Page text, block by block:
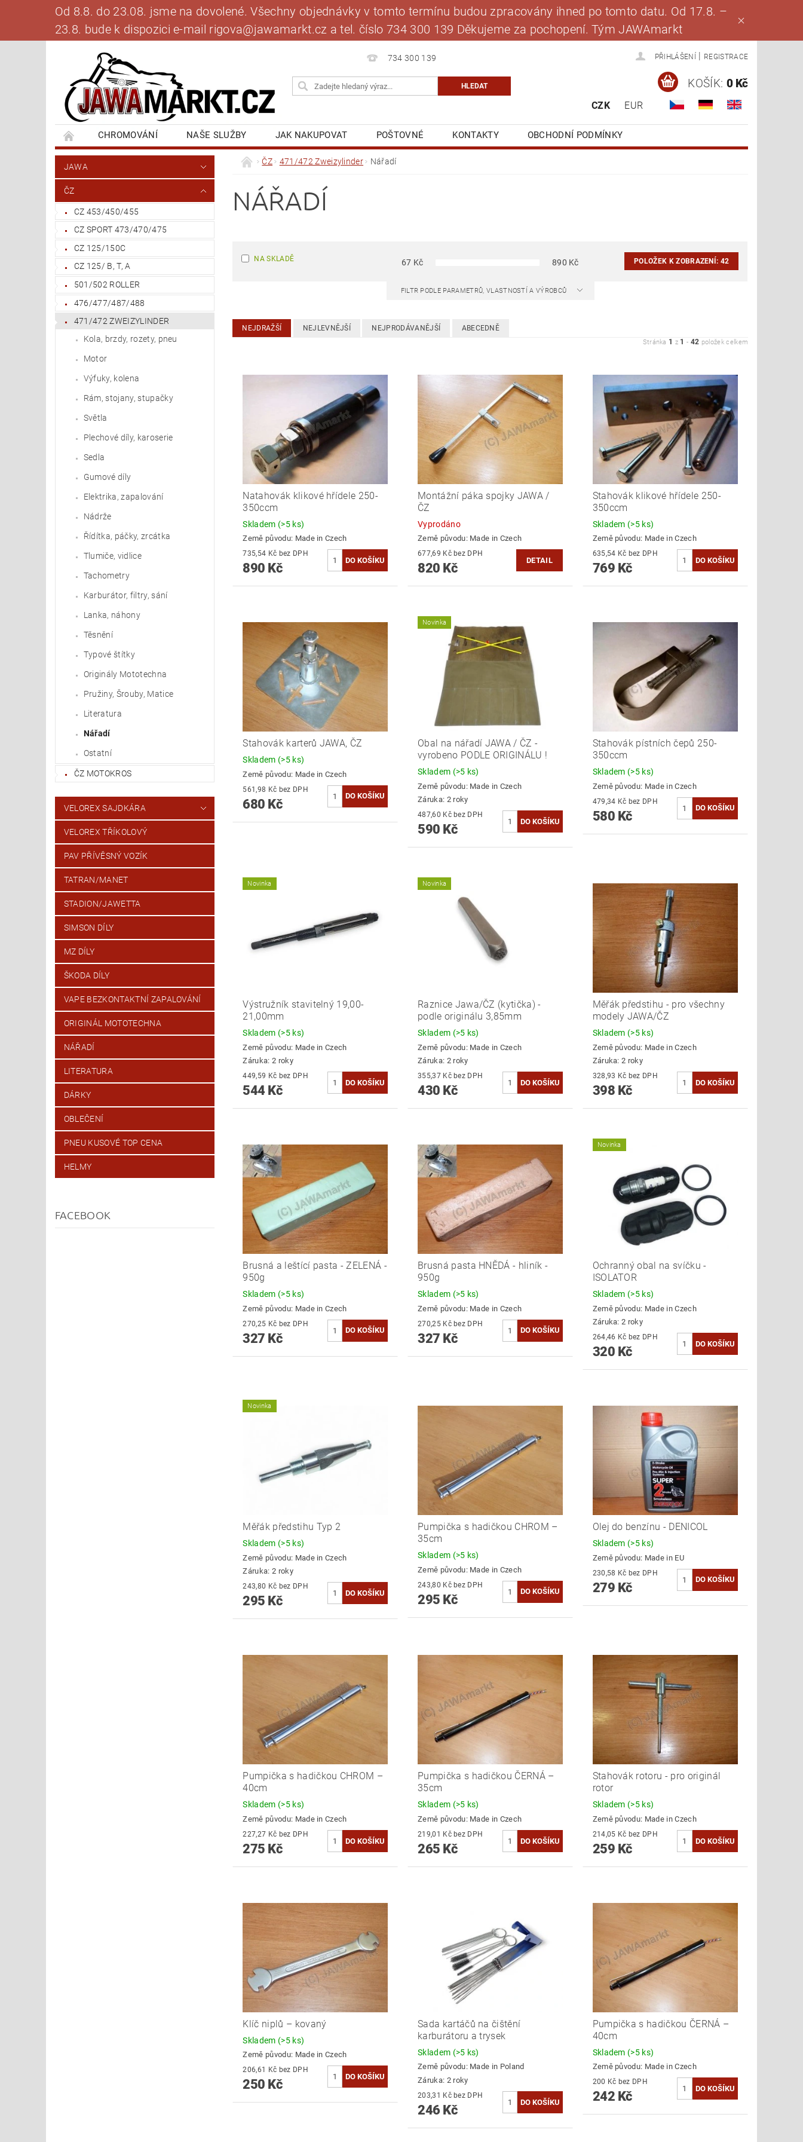
Od 8.8. do 23.08. jsme na dovolené. Všechny objednávky v tomto termínu budou zpracovány ihned po tomto datu. Od 17.8. –
23.8. bude k dispozici e-mail rigova@jawamarkt.cz a tel. číslo 734 300 139 Děkujeme za pochopení. Tým JAWAmarkt
734 300 139 PŘIHLÁŠENÍ REGISTRACE
CZK EUR
KOŠÍK: 0 Kč
CHROMOVÁNÍ NAŠE SLUŽBY JAK NAKUPOVAT POŠTOVNÉ KONTAKTY
OBCHODNÍ PODMÍNKY
BANKOVNÍ SPOJENÍ
NAPIŠTE NÁM BLOG MOJE OBJEDNÁVKA
JAWA
ČZ
CZ 453/450/455
CZ SPORT 473/470/475
CZ 125/150C
CZ 125/ B, T, A
501/502 ROLLER
476/477/487/488
471/472 ZWEIZYLINDER
Kola, brzdy, rozety, pneu
Motor
Výfuky, kolena
Rám, stojany, stupačky
Světla
Plechové díly, karoserie
Sedla
Gumové díly
Elektrika, zapalování
Nádrže
Řídítka, páčky, zrcátka
Tlumiče, vidlice
Tachometry
Karburátor, filtry, sání
Lanka, náhony
Těsnění
Typové štítky
Originály Mototechna
Pružiny, Šrouby, Matice
Literatura
Nářadí
Ostatní
ČZ MOTOKROS
VELOREX SAJDKÁRA
VELOREX TŘÍKOLOVÝ
PAV PŘÍVĚSNÝ VOZÍK
TATRAN/MANET
STADION/JAWETTA
SIMSON DÍLY
MZ DÍLY
ŠKODA DÍLY
VAPE BEZKONTAKTNÍ ZAPALOVÁNÍ
ORIGINÁL MOTOTECHNA
NÁŘADÍ
LITERATURA
DÁRKY
OBLEČENÍ
PNEU KUSOVÉ TOP CENA
HELMY
FACEBOOK
ČZ 471/472 Zweizylinder Nářadí
NÁŘADÍ
NA SKLADĚ 67 Kč 890 Kč POLOŽEK K ZOBRAZENÍ: 42
FILTR PODLE PARAMETRŮ, VLASTNOSTÍ A VÝROBCŮ
NEJDRAŽŠÍ NEJLEVNĚJŠÍ NEJPRODÁVANĚJŠÍ ABECEDNĚ
Stránka 1 z 1 - 42 položek celkem
Natahovák klikové hřídele 250-
350ccm
Skladem (>5 ks)
Země původu: Made in Czech
735,54 Kč bez DPH
890 Kč
Montážní páka spojky JAWA /
ČZ
Vyprodáno
Země původu: Made in Czech
677,69 Kč bez DPH
820 Kč
DETAIL
Stahovák klikové hřídele 250-
350ccm
Skladem (>5 ks)
Země původu: Made in Czech
635,54 Kč bez DPH
769 Kč
Stahovák karterů JAWA, ČZ
Skladem (>5 ks)
Země původu: Made in Czech
561,98 Kč bez DPH
680 Kč
Novinka
Obal na nářadí JAWA / ČZ -
vyrobeno PODLE ORIGINÁLU !
Skladem (>5 ks)
Země původu: Made in Czech
Záruka: 2 roky
487,60 Kč bez DPH
590 Kč
Stahovák pístních čepů 250-
350ccm
Skladem (>5 ks)
Země původu: Made in Czech
479,34 Kč bez DPH
580 Kč
Novinka
Výstružník stavitelný 19,00-
21,00mm
Skladem (>5 ks)
Země původu: Made in Czech
Záruka: 2 roky
449,59 Kč bez DPH
544 Kč
Novinka
Raznice Jawa/ČZ (kytička) -
podle originálu 3,85mm
Skladem (>5 ks)
Země původu: Made in Czech
Záruka: 2 roky
355,37 Kč bez DPH
430 Kč
Měřák předstihu - pro všechny
modely JAWA/ČZ
Skladem (>5 ks)
Země původu: Made in Czech
Záruka: 2 roky
328,93 Kč bez DPH
398 Kč
Brusná a leštící pasta - ZELENÁ -
950g
Skladem (>5 ks)
Země původu: Made in Czech
270,25 Kč bez DPH
327 Kč
Brusná pasta HNĚDÁ - hliník -
950g
Skladem (>5 ks)
Země původu: Made in Czech
270,25 Kč bez DPH
327 Kč
Novinka
Ochranný obal na svíčku -
ISOLATOR
Skladem (>5 ks)
Země původu: Made in Czech
Záruka: 2 roky
264,46 Kč bez DPH
320 Kč
Novinka
Měřák předstihu Typ 2
Skladem (>5 ks)
Země původu: Made in Czech
Záruka: 2 roky
243,80 Kč bez DPH
295 Kč
Pumpička s hadičkou CHROM –
35cm
Skladem (>5 ks)
Země původu: Made in Czech
243,80 Kč bez DPH
295 Kč
Olej do benzínu - DENICOL
Skladem (>5 ks)
Země původu: Made in EU
230,58 Kč bez DPH
279 Kč
Pumpička s hadičkou CHROM –
40cm
Skladem (>5 ks)
Země původu: Made in Czech
227,27 Kč bez DPH
275 Kč
Pumpička s hadičkou ČERNÁ –
35cm
Skladem (>5 ks)
Země původu: Made in Czech
219,01 Kč bez DPH
265 Kč
Stahovák rotoru - pro originál
rotor
Skladem (>5 ks)
Země původu: Made in Czech
214,05 Kč bez DPH
259 Kč
Klíč niplů – kovaný
Skladem (>5 ks)
Země původu: Made in Czech
206,61 Kč bez DPH
250 Kč
Sada kartáčů na čištění
karburátoru a trysek
Skladem (>5 ks)
Země původu: Made in Poland
Záruka: 2 roky
203,31 Kč bez DPH
246 Kč
Pumpička s hadičkou ČERNÁ –
40cm
Skladem (>5 ks)
Země původu: Made in Czech
200 Kč bez DPH
242 Kč